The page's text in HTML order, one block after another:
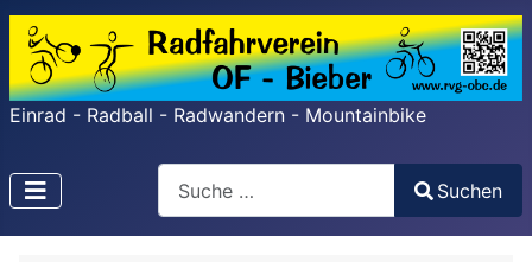
Einrad - Radball - Radwandern - Mountainbike
Search
Type 2 or more characters for results.
Suchen